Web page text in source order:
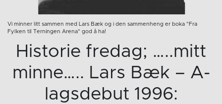
Vi minner litt sammen med Lars Bæk og i den sammenheng er boka "Fra
Fylken til Terningen Arena" god å ha!
Historie fredag; …..mitt
minne….. Lars Bæk – A-
lagsdebut 1996: